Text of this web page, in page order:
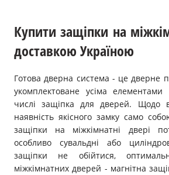
Купити защіпки на
доставкою Україною
Готова дверна система - це дверне
укомплектоване усіма
числі защіпка для дверей. Щодо
наявність якісного замку само
защіпки на міжкімнатні двері
особливо сувальдні або
защіпки не обійтися,
міжкімнатних дверей - магнітна